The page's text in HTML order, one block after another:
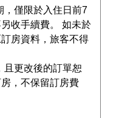
僅限於入住日前7
收手續費。 如未於
房資料，旅客不得
更改後的訂單恕
，不保留訂房費